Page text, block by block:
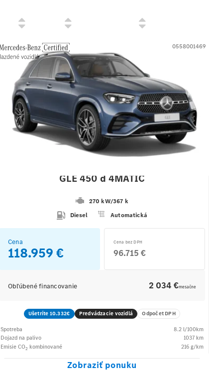
GLE 450 d 4MATIC
270 kW/367 k
Diesel
Automatická
0558001469
Cena
118.959 €
Cena bez DPH
96.715 €
Obľúbené financovanie 2 034 €mesačne
Ušetríte 10.332€ Predvádzacie vozidlá Odpočet DPH
Spotreba 8.2 l/100km
Dojazd na palivo
1037 km
Emisie CO2 kombinované 216 g/km
Zobraziť ponuku